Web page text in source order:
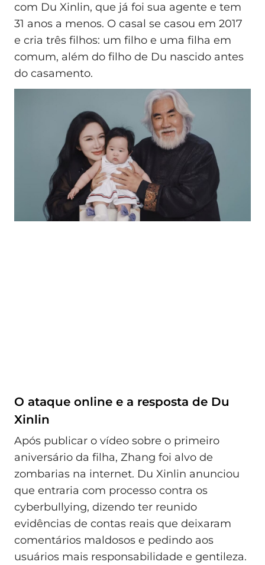
com Du Xinlin, que já foi sua agente e tem
31 anos a menos. O casal se casou em 2017
e cria três filhos: um filho e uma filha em
comum, além do filho de Du nascido antes
do casamento.
O ataque online e a resposta de Du
Xinlin
Após publicar o vídeo sobre o primeiro
aniversário da filha, Zhang foi alvo de
zombarias na internet. Du Xinlin anunciou
que entraria com processo contra os
cyberbullying, dizendo ter reunido
evidências de contas reais que deixaram
comentários maldosos e pedindo aos
usuários mais responsabilidade e gentileza.